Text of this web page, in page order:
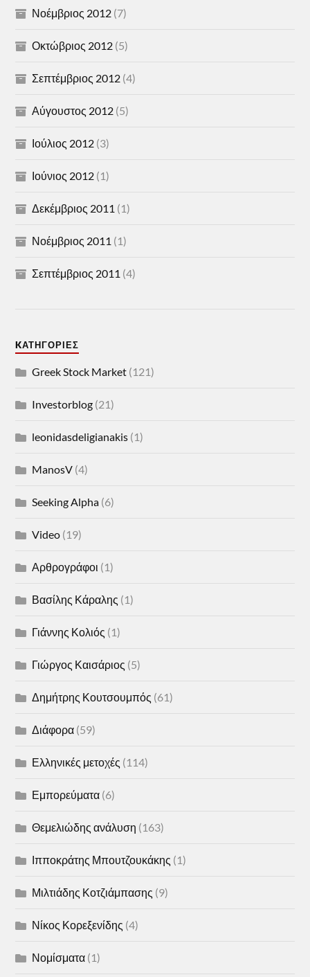
Νοέμβριος 2012 (7)
Οκτώβριος 2012 (5)
Σεπτέμβριος 2012 (4)
Αύγουστος 2012 (5)
Ιούλιος 2012 (3)
Ιούνιος 2012 (1)
Δεκέμβριος 2011 (1)
Νοέμβριος 2011 (1)
Σεπτέμβριος 2011 (4)
KΑΤΗΓΟΡΊΕΣ
Greek Stock Market (121)
Investorblog (21)
leonidasdeligianakis (1)
ManosV (4)
Seeking Alpha (6)
Video (19)
Αρθρογράφοι (1)
Βασίλης Κάραλης (1)
Γιάννης Κολιός (1)
Γιώργος Καισάριος (5)
Δημήτρης Κουτσουμπός (61)
Διάφορα (59)
Ελληνικές μετοχές (114)
Εμπορεύματα (6)
Θεμελιώδης ανάλυση (163)
Ιπποκράτης Μπουτζουκάκης (1)
Μιλτιάδης Κοτζιάμπασης (9)
Νίκος Κορεξενίδης (4)
Νομίσματα (1)